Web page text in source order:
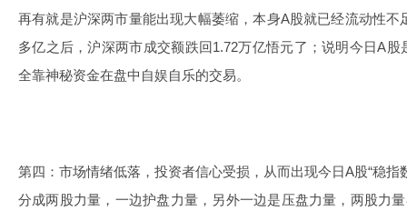
再有就是沪深两市量能出现大幅萎缩，本身A股就已经流动性不
多亿之后，沪深两市成交额跌回1.72万亿悟元了；说明今日A
全靠神秘资金在盘中自娱自乐的交易。
第四：市场情绪低落，投资者信心受损，从而出现今日A股“稳指
分成两股力量，一边护盘力量，另外一边是压盘力量，两股力